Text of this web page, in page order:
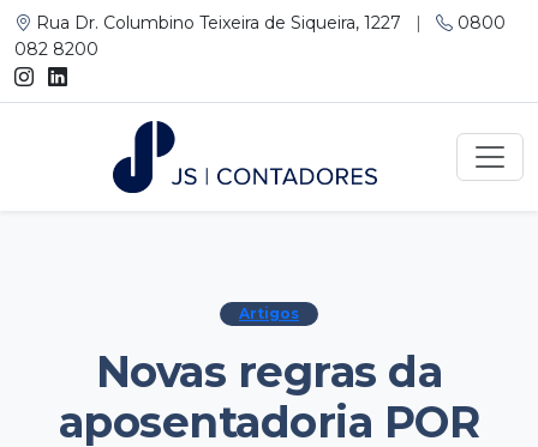
Rua Dr. Columbino Teixeira de Siqueira, 1227 |
0800
082 8200
Artigos
Novas regras da
aposentadoria POR